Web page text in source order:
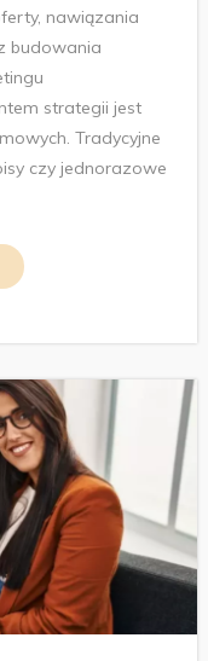
nawiązania
budowania
strategii jest
Tradycyjne
czy jednorazowe